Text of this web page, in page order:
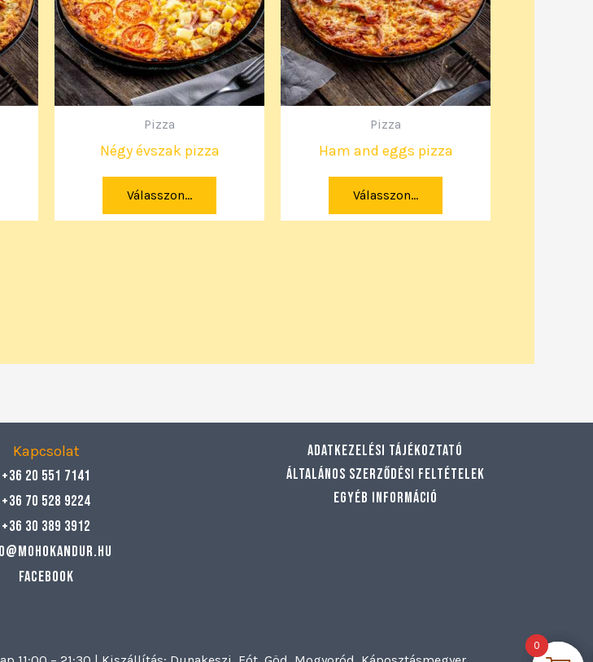
Pizza
Négy évszak pizza
Válasszon...
Pizza
Ham and eggs pizza
Válasszon...
Kapcsolat
+36 20 551 7141
+36 70 528 9224
+36 30 389 3912
Facebook
Adatkezelési tájékoztató
Általános szerződési feltételek
Egyéb információ
0
0